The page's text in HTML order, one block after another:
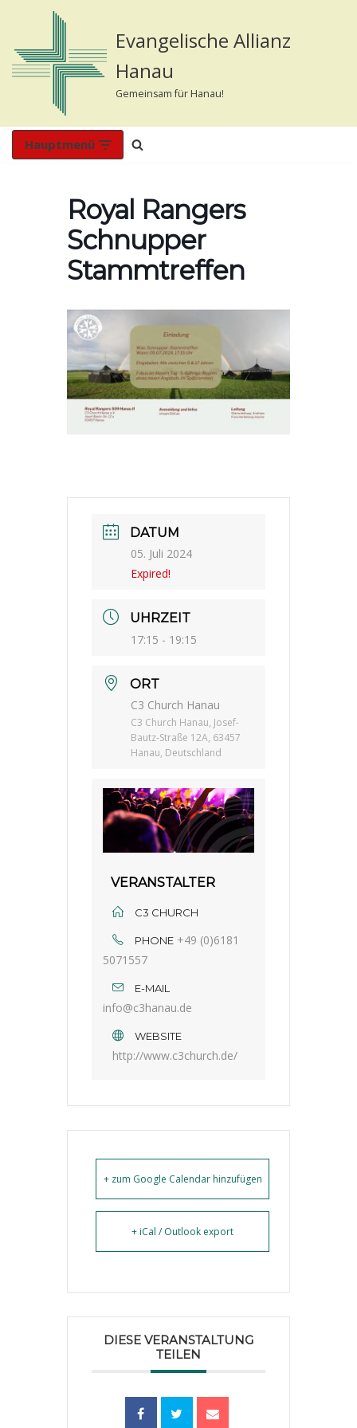
Inhalt
springen
Evangelische Allianz
Hanau
Gemeinsam für Hanau!
Hauptmenü
Royal Rangers
Schnupper
Stammtreffen
DATUM
05. Juli 2024
Expired!
UHRZEIT
17:15 - 19:15
ORT
C3 Church Hanau
C3 Church Hanau, Josef-
Bautz-Straße 12A, 63457
Hanau, Deutschland
VERANSTALTER
C3 CHURCH
PHONE +49 (0)6181
5071557
E-MAIL
info@c3hanau.de
WEBSITE
http://www.c3church.de/
+ zum Google Calendar hinzufügen
+ iCal / Outlook export
DIESE VERANSTALTUNG
TEILEN